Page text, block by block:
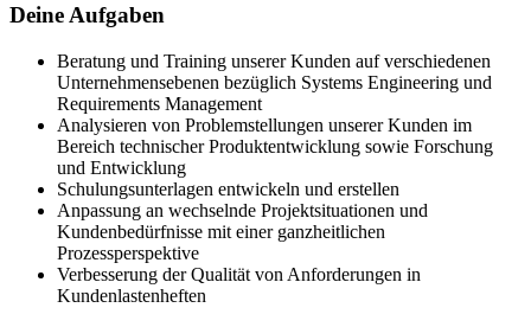
Deine Aufgaben
Beratung und Training unserer Kunden auf verschiedenen
Unternehmensebenen bezüglich Systems Engineering und
Requirements Management
Analysieren von Problemstellungen unserer Kunden im
Bereich technischer Produktentwicklung sowie Forschung
und Entwicklung
Schulungsunterlagen entwickeln und erstellen
Anpassung an wechselnde Projektsituationen und
Kundenbedürfnisse mit einer ganzheitlichen
Prozessperspektive
Verbesserung der Qualität von Anforderungen in
Kundenlastenheften